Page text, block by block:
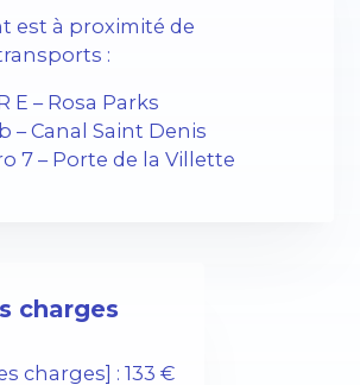
est à proximité de
:
E – Rosa Parks
– Canal Saint Denis
7 – Porte de la Villette
charges
charges] : 133 €